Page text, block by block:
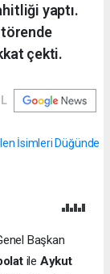
yaptı.
çekti.
Başkan
ile Aykut